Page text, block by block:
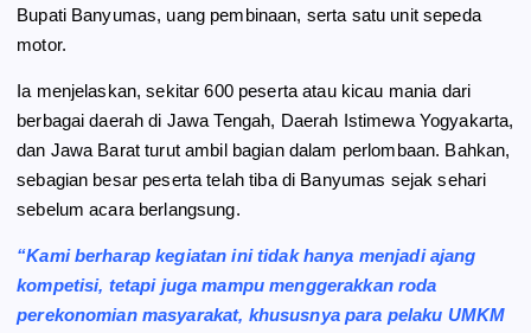
Bupati Banyumas, uang pembinaan, serta satu unit sepeda
motor.
Ia menjelaskan, sekitar 600 peserta atau kicau mania dari
berbagai daerah di Jawa Tengah, Daerah Istimewa Yogyakarta,
dan Jawa Barat turut ambil bagian dalam perlombaan. Bahkan,
sebagian besar peserta telah tiba di Banyumas sejak sehari
sebelum acara berlangsung.
“Kami berharap kegiatan ini tidak hanya menjadi ajang
kompetisi, tetapi juga mampu menggerakkan roda
perekonomian masyarakat, khususnya para pelaku UMKM